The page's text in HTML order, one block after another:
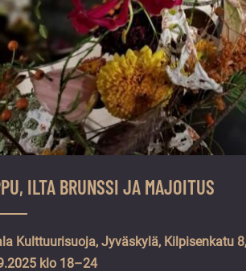
ILTA BRUNSSI JA MAJOITUS
Kulttuurisuoja, Jyväskylä, Kilpisenkatu
klo 18–24